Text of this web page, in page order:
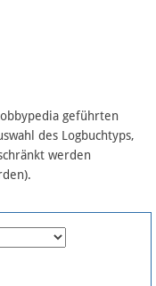
geführten
des Logbuchtyps,
werden